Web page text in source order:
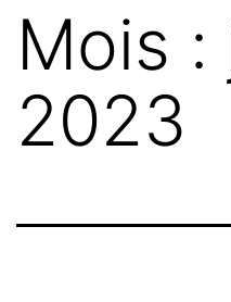
Mois :
2023